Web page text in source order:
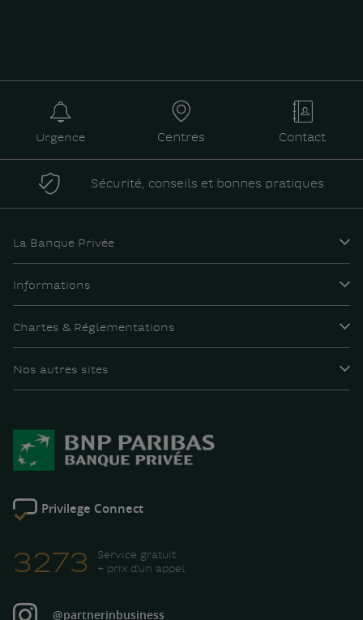
Urgence Centres Contact
Sécurité, conseils et bonnes pratiques
La Banque Privée
Informations
Chartes & Réglementations
Nos autres sites
Privilege Connect
3273
Service gratuit
+ prix d'un appel
@partnerinbusiness